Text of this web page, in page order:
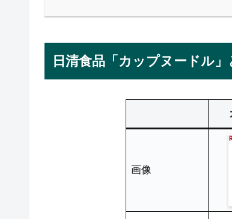
日清食品「カップヌードル
画像